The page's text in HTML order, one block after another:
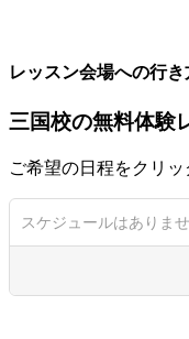
レッスン会場への行き
三国校の無料体験
ご希望の日程をクリッ